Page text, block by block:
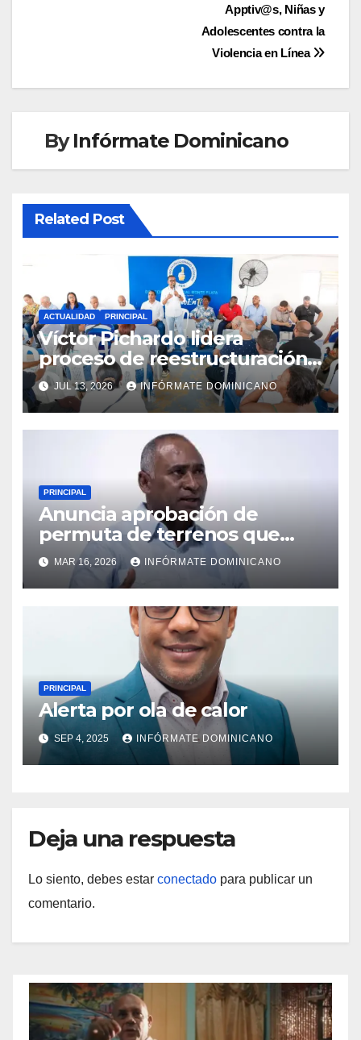
Apptiv@s, Niñas y
Adolescentes contra la
Violencia en Línea
ByInfórmate Dominicano
Related Post
ACTUALIDAD PRINCIPAL
Víctor Pichardo lidera
proceso de reestructuración y
fortalecimiento del PRM en
Monte Plata
JUL 13, 2026 INFÓRMATE DOMINICANO
PRINCIPAL
Anuncia aprobación de
permuta de terrenos que
garantiza títulos de
propiedad a familias de la
región Sur
MAR 16, 2026 INFÓRMATE DOMINICANO
PRINCIPAL
Alerta por ola de calor
SEP 4, 2025 INFÓRMATE DOMINICANO
Deja una respuesta
Lo siento, debes estar conectado para publicar un
comentario.